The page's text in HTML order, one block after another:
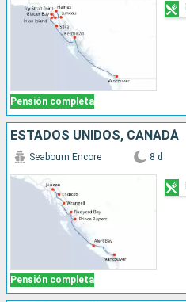
Pensión completa
ESTADOS UNIDOS, CANADÁ
Pensión completa
Seabourn Encore 8 d